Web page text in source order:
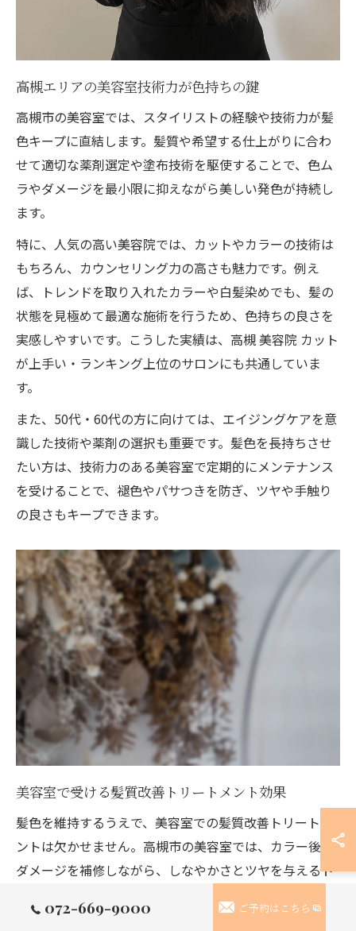
高槻エリアの美容室技術力が色持ちの鍵
高槻市の美容室では、スタイリストの経験や技術力が髪
色キープに直結します。髪質や希望する仕上がりに合わ
せて適切な薬剤選定や塗布技術を駆使することで、色ム
ラやダメージを最小限に抑えながら美しい発色が持続し
ます。
特に、人気の高い美容院では、カットやカラーの技術は
もちろん、カウンセリング力の高さも魅力です。例え
ば、トレンドを取り入れたカラーや白髪染めでも、髪の
状態を見極めて最適な施術を行うため、色持ちの良さを
実感しやすいです。こうした実績は、高槻 美容院 カット
が上手い・ランキング上位のサロンにも共通していま
す。
また、50代・60代の方に向けては、エイジングケアを意
識した技術や薬剤の選択も重要です。髪色を長持ちさせ
たい方は、技術力のある美容室で定期的にメンテナンス
を受けることで、褪色やパサつきを防ぎ、ツヤや手触り
の良さもキープできます。
美容室で受ける髪質改善トリートメント効果
髪色を維持するうえで、美容室での髪質改善トリートメ
ントは欠かせません。高槻市の美容室では、カラー後の
ダメージを補修しながら、しなやかさとツヤを与えるト
072-669-9000 ご予約はこちら